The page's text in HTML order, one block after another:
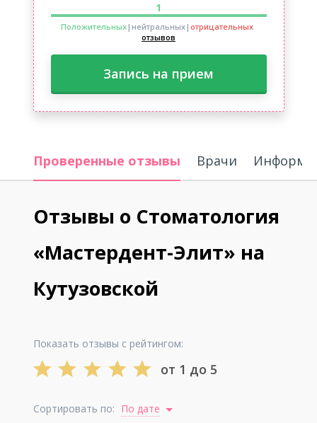
1
Положительных|нейтральных| отрицательных
отзывов
Запись на прием
Проверенные отзывы Врачи
Отзывы о Стоматология
«Мастердент-Элит» на
Кутузовской
Показать отзывы с рейтингом:
от 1 до 5
Сортировать по: По дате